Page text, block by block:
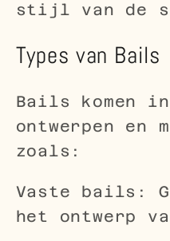
stijl van de
Types van Bails
Bails komen
ontwerpen en
zoals:
Vaste bails:
het ontwerp